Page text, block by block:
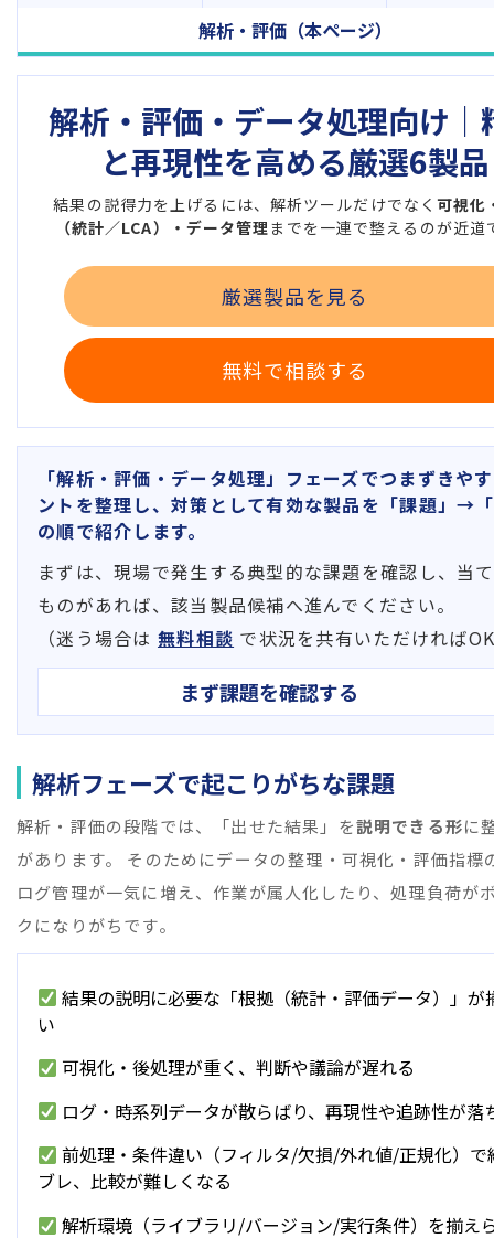
解析・評価（本ページ）
解析・評価・データ処理向け｜
と再現性を高める厳選6製品
結果の説得力を上げるには、解析ツールだけでなく可視化
（統計／LCA）・データ管理 までを一連で整えるのが近道
厳選製品を見る
無料で相談する
「解析・評価・データ処理」フェーズでつまずきや
ントを整理し、対策として有効な製品を「課題」→
の順で紹介します。
まずは、現場で発生する典型的な課題を確認し、当
ものがあれば、該当製品候補へ進んでください。
（迷う場合は 無料相談 で状況を共有いただければ
まず課題を確認する
解析フェーズで起こりがちな課題
解析・評価の段階では、「出せた結果」を説明できる形に
があります。 そのためにデータの整理・可視化・評価指標
ログ管理が一気に増え、作業が属人化したり、処理負荷が
クになりがちです。
結果の説明に必要な「根拠（統計・評価データ）」が
い
可視化・後処理が重く、判断や議論が遅れる
ログ・時系列データが散らばり、再現性や追跡性が落
前処理・条件違い（フィルタ/欠損/外れ値/正規化）で
ブレ、比較が難しくなる
解析環境（ライブラリ/バージョン/実行条件）を揃え